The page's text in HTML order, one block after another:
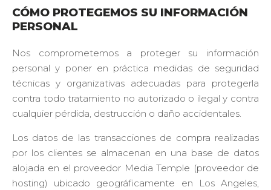
CÓMO PROTEGEMOS SU INFORMACIÓN
PERSONAL
Nos comprometemos a proteger su información
personal y poner en práctica medidas de seguridad
técnicas y organizativas adecuadas para protegerla
contra todo tratamiento no autorizado o ilegal y contra
cualquier pérdida, destrucción o daño accidentales.
Los datos de las transacciones de compra realizadas
por los clientes se almacenan en una base de datos
alojada en el proveedor Media Temple (proveedor de
hosting) ubicado geográficamente en Los Angeles,